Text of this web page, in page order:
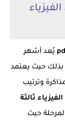
يُعد أشهر
بذلك حيث يعتمد
وترتيب
ثالثة
حيث